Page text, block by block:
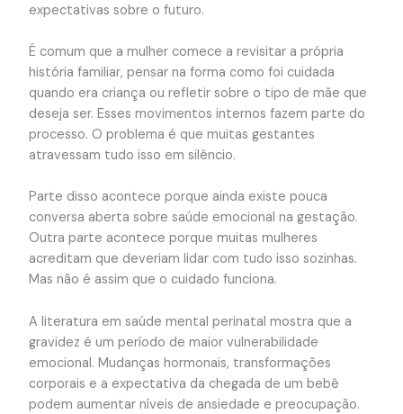
expectativas sobre o futuro.
É comum que a mulher comece a revisitar a própria
história familiar, pensar na forma como foi cuidada
quando era criança ou refletir sobre o tipo de mãe que
deseja ser. Esses movimentos internos fazem parte do
processo. O problema é que muitas gestantes
atravessam tudo isso em silêncio.
Parte disso acontece porque ainda existe pouca
conversa aberta sobre saúde emocional na gestação.
Outra parte acontece porque muitas mulheres
acreditam que deveriam lidar com tudo isso sozinhas.
Mas não é assim que o cuidado funciona.
A literatura em saúde mental perinatal mostra que a
gravidez é um período de maior vulnerabilidade
emocional. Mudanças hormonais, transformações
corporais e a expectativa da chegada de um bebê
podem aumentar níveis de ansiedade e preocupação.